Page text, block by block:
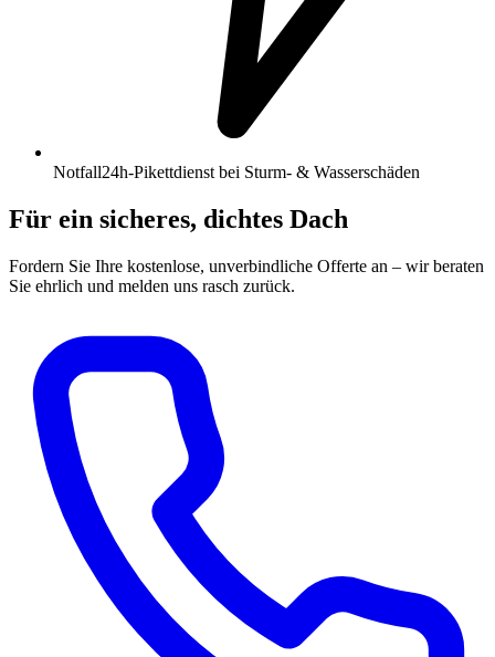
Notfall24h-Pikettdienst bei Sturm- & Wasserschäden
Für ein sicheres, dichtes Dach
Fordern Sie Ihre kostenlose, unverbindliche Offerte an – wir beraten
Sie ehrlich und melden uns rasch zurück.